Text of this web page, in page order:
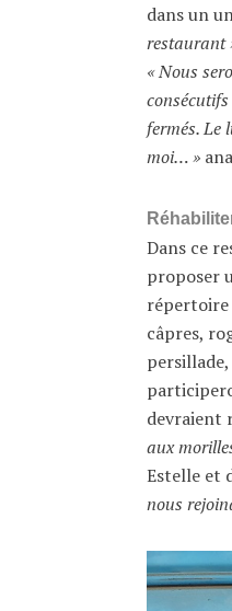
dans un
restaurant
« Nous
fermés. Le
moi… »
Dans ce
proposer
répertoire
câpres,
devraient
aux
Estelle et
nous